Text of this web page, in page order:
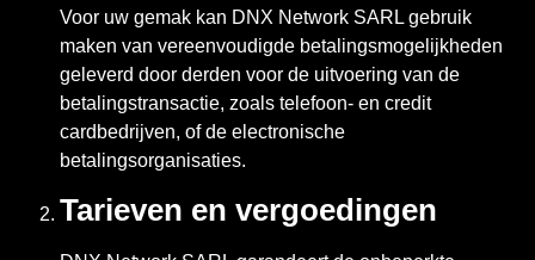
Voor uw gemak kan DNX Network SARL gebruik
maken van vereenvoudigde betalingsmogelijkheden
geleverd door derden voor de uitvoering van de
betalingstransactie, zoals telefoon- en credit
cardbedrijven, of de electronische
betalingsorganisaties.
Tarieven en vergoedingen